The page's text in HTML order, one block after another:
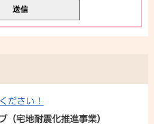
ださい！
（宅地耐震化推進事業）